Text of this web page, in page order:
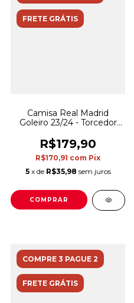
FRETE GRÁTIS
Camisa Real Madrid
Goleiro 23/24 - Torcedor
R$179,90
R$170,91 com Pix
5 x de R$35,98 sem juros
COMPRAR
COMPRE 3 PAGUE 2
FRETE GRÁTIS